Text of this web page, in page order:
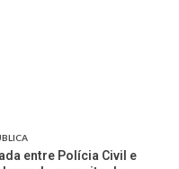
entre Polícia Civil e